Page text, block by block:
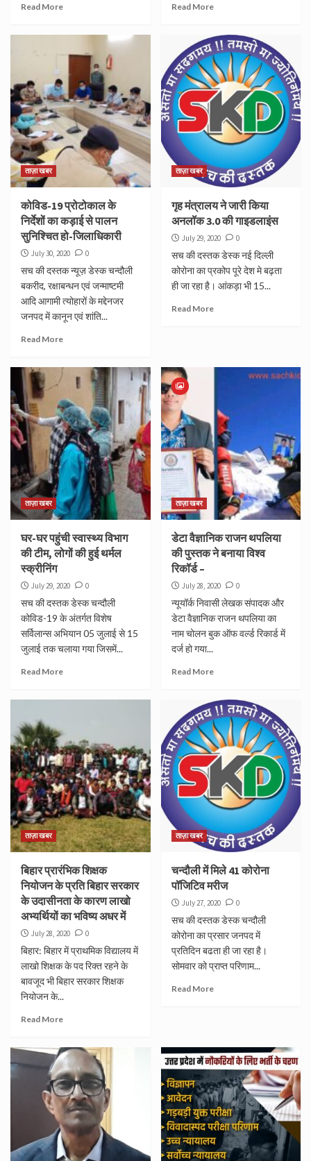
Read More Read More
ताज़ा खबर
कोविड-19 प्रोटोकाल के
निर्देशों का कड़ाई से पालन
सुनिश्चित हो-जिलाधिकारी
July 30, 2020 0
सच की दस्तक न्यूज़ डेस्क चन्दौली
बकरीद, रक्षाबन्धन एवं जन्माष्टमी
आदि आगामी त्योहारों के मद्देनजर
जनपद में कानून एवं शांति...
Read More
ताज़ा खबर
गृह मंत्रालय ने जारी किया
अनलॉक 3.0 की गाइडलाइंस
July 29, 2020 0
सच की दस्तक डेस्क नई दिल्ली
कोरोना का प्रकोप पूरे देश मे बढ़ता
ही जा रहा है। आंकड़ा भी 15...
Read More
ताज़ा खबर
घर-घर पहुंची स्वास्थ्य विभाग
की टीम, लोगों की हुई थर्मल
स्क्रीनिंग
July 29, 2020 0
सच की दस्तक डेस्क चन्दौली
कोविड-19 के अंतर्गत विशेष
सर्विलान्स अभियान 05 जुलाई से 15
जुलाई तक चलाया गया जिसमें...
Read More
ताज़ा खबर
डेटा वैज्ञानिक राजन थपलिया
की पुस्तक ने बनाया विश्व
रिकॉर्ड –
July 28, 2020 0
न्यूयॉर्क निवासी लेखक संपादक और
डेटा वैज्ञानिक राजन थपलिया का
नाम चोलन बुक ऑफ वर्ल्ड रिकार्ड में
दर्ज हो गया...
Read More
ताज़ा खबर
बिहार प्रारंभिक शिक्षक
नियोजन के प्रति बिहार सरकार
के उदासीनता के कारण लाखो
अभ्यर्थियों का भविष्य अधर में
July 28, 2020 0
बिहार: बिहार में प्राथमिक विद्यालय में
लाखो शिक्षक के पद रिक्त रहने के
बावजूद भी बिहार सरकार शिक्षक
नियोजन के...
Read More
ताज़ा खबर
चन्दौली में मिले 41 कोरोना
पॉजिटिव मरीज
July 27, 2020 0
सच की दस्तक डेस्क चन्दौली
कोरोना का प्रसार जनपद में
प्रतिदिन बढता ही जा रहा है।
सोमवार को प्राप्त परिणाम...
Read More